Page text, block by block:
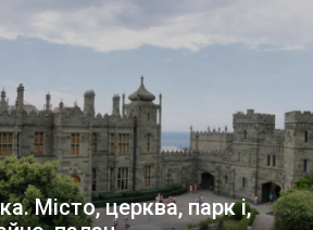
Місто, церква, парк і,